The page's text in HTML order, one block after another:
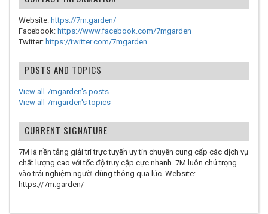
Website: https://7m.garden/
Facebook: https://www.facebook.com/7mgarden
Twitter: https://twitter.com/7mgarden
POSTS AND TOPICS
View all 7mgarden's posts
View all 7mgarden's topics
CURRENT SIGNATURE
7M là nền tảng giải trí trực tuyến uy tín chuyên cung cấp các dịch vụ
chất lượng cao với tốc độ truy cập cực nhanh. 7M luôn chú trọng
vào trải nghiệm người dùng thông qua lúc. Website:
https://7m.garden/